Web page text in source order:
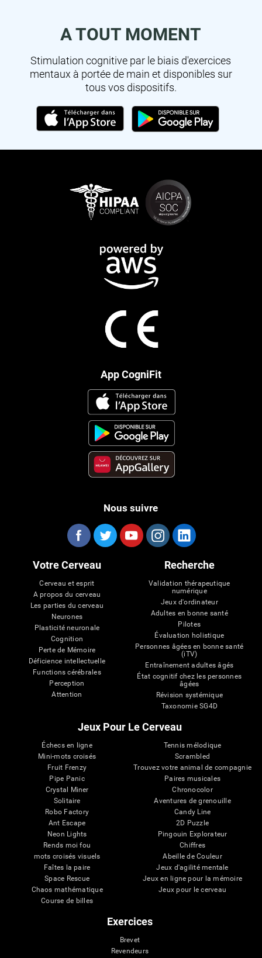
A TOUT MOMENT
Stimulation cognitive par le biais d'exercices
mentaux à portée de main et disponibles sur
tous vos dispositifs.
App CogniFit
Nous suivre
Votre Cerveau
Cerveau et esprit
A propos du cerveau
Les parties du cerveau
Neurones
Plasticité neuronale
Cognition
Perte de Mémoire
Déficience intellectuelle
Functions cérébrales
Perception
Attention
Recherche
Validation thérapeutique
numérique
Jeux d'ordinateur
Adultes en bonne santé
Pilotes
Évaluation holistique
Personnes âgées en bonne santé
(iTV)
Entraînement adultes âgés
État cognitif chez les personnes
âgées
Révision systémique
Taxonomie SG4D
Jeux Pour Le Cerveau
Échecs en ligne
Mini-mots croisés
Fruit Frenzy
Pipe Panic
Crystal Miner
Solitaire
Robo Factory
Ant Escape
Neon Lights
Rends moi fou
mots croisés visuels
Faîtes la paire
Space Rescue
Chaos mathématique
Course de billes
Tennis mélodique
Scrambled
Trouvez votre animal de compagnie
Paires musicales
Chronocolor
Aventures de grenouille
Candy Line
2D Puzzle
Pingouin Explorateur
Chiffres
Abeille de Couleur
Jeux d'agilité mentale
Jeux en ligne pour la mémoire
Jeux pour le cerveau
Exercices
Brevet
Revendeurs